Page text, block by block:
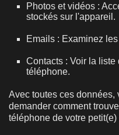
Photos et vidéos :
stockés sur l'appareil.
Emails : Examinez
Contacts : Voir la
téléphone.
Avec toutes ces données,
demander comment
téléphone de votre petit(e)